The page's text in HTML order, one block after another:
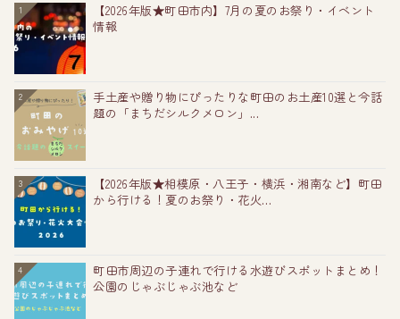
1
【2026年版★町田市内】7月の夏のお祭り・イベント
情報
2
手土産や贈り物にぴったりな町田のお土産10選と今話
題の「まちだシルクメロン」...
3
【2026年版★相模原・八王子・横浜・湘南など】町田
から行ける！夏のお祭り・花火...
4
町田市周辺の子連れで行ける水遊びスポットまとめ！
公園のじゃぶじゃぶ池など